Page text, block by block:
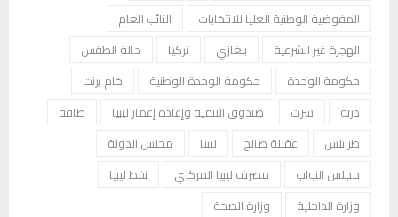
المفوضية الوطنية العليا للانتخابات
النائب العام
الهجرة غير الشرعية
بنغازي تركيا
حالة الطقس
حكومة الوحدة
حكومة الوحدة الوطنية
خام برنت
درنة
سرت صندوق التنمية وإعادة إعمار ليبيا
طاقة
طرابلس
عقيلة صالح ليبيا
مجلس الدولة
مجلس النواب
مصرف ليبيا المركزي
نفط ليبيا
وزارة الداخلية
وزارة الصحة